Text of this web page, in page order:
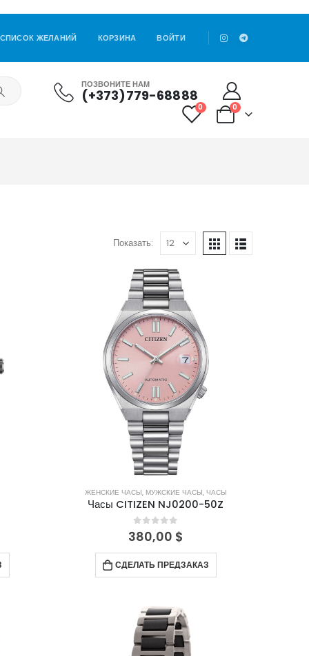
СПИСОК ЖЕЛАНИЙ КОРЗИНА ВОЙТИ
ПОЗВОНИТЕ НАМ
(+373)779-68888
0 0
Показать:
ЖЕНСКИЕ ЧАСЫ, МУЖСКИЕ ЧАСЫ, ЧАСЫ
Часы CITIZEN NJ0200-50Z
0out of 5
380,00 $
СДЕЛАТЬ ПРЕДЗАКАЗ